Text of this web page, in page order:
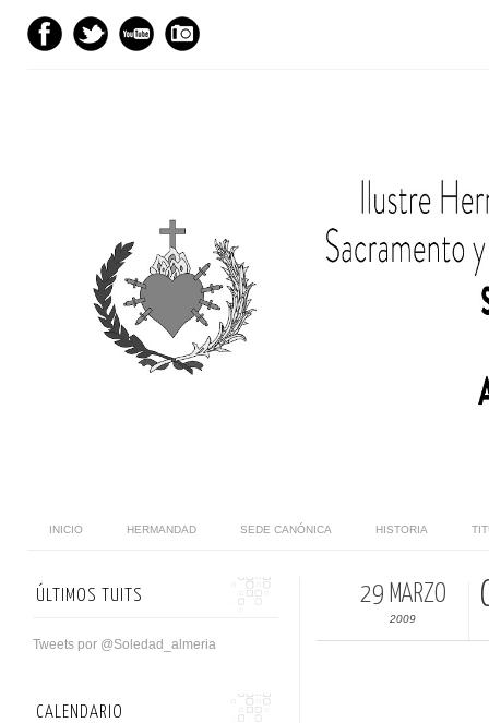
INICIO HERMANDAD SEDE CANÓNICA HISTORIA
29 MARZO
2009
ÚLTIMOS TUITS
Tweets por @Soledad_almeria
CALENDARIO